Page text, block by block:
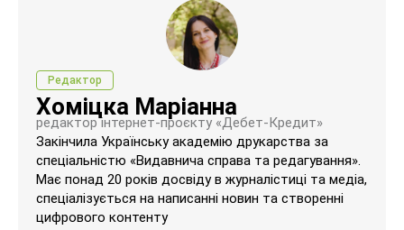
Редактор
Хоміцка Маріанна
редактор інтернет-проєкту «Дебет-Кредит»
Закінчила Українську академію друкарства за
спеціальністю «Видавнича справа та редагування».
Має понад 20 років досвіду в журналістиці та медіа,
спеціалізується на написанні новин та створенні
цифрового контенту